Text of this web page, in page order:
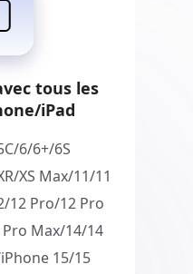
tous les
iPad
6/6+/6S
XS Max/11/11
12 Pro/12 Pro
Max/14/14
15/15